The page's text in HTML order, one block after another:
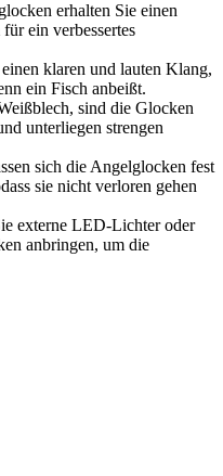
erhalten Sie einen
ein verbessertes
klaren und lauten Klang,
ein Fisch anbeißt.
sind die Glocken
unterliegen strengen
sich die Angelglocken fest
sie nicht verloren gehen
externe LED-Lichter oder
anbringen, um die